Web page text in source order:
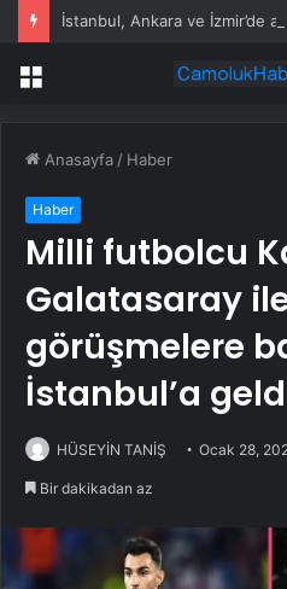
Menü
Anasayfa / Haber
Haber
Milli futbolcu
Galatasaray
görüşmelere
İstanbul’a
HÜSEYİN TANİŞ Ocak 28,
Bir dakikadan az